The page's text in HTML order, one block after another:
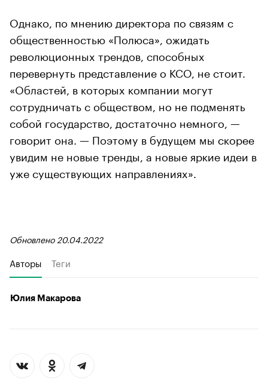
Однако, по мнению директора по связям с
общественностью «Полюса», ожидать
революционных трендов, способных
перевернуть представление о КСО, не стоит.
«Областей, в которых компании могут
сотрудничать с обществом, но не подменять
собой государство, достаточно немного, —
говорит она. — Поэтому в будущем мы скорее
увидим не новые тренды, а новые яркие идеи в
уже существующих направлениях».
Обновлено 20.04.2022
Авторы Теги
Юлия Макарова